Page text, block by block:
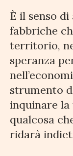
È il senso
fabbriche
territorio,
speranza
strumento
inquinare
qualcosa
ridarà